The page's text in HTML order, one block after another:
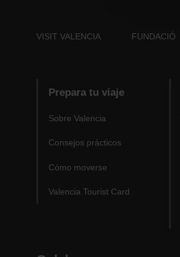
VISIT VALENCIA FUNDACIÓ
Prepara tu viaje
Sobre Valencia
Consejos prácticos
Cómo moverse
Valencia Tourist Card